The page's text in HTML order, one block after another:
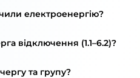
електроенергію?
відключення (1.1–6.2)?
та групу?